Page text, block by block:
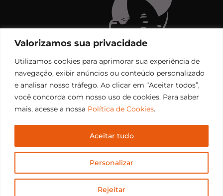
Valorizamos sua privacidade
Utilizamos cookies para aprimorar sua experiência de
navegação, exibir anúncios ou conteúdo personalizado
e analisar nosso tráfego. Ao clicar em “Aceitar todos”,
você concorda com nosso uso de cookies. Para saber
mais, acesse a nossa Política de Cookies.
Personalizar
Rejeitar
Aceitar tudo
Copyright © 2006 – 2026 Rádio Santiago FM. Todos os
direitos reservados.
Desenvolvido porCEOS Tech